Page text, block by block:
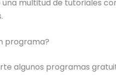
multitud de tutoriales
programa?
algunos programas